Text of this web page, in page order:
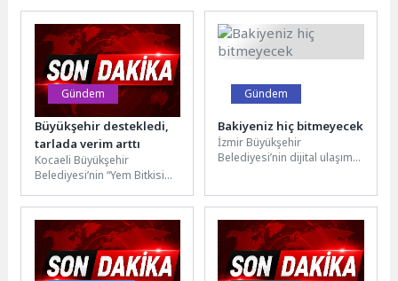
Üreticiye son 7 yılda 1,5
milyar TL...
gören minikler, mezuniyet
heyecanı yaşadı. Atatürk
Kültür...
Gündem
Büyükşehir destekledi,
tarlada verim arttı
Kocaeli Büyükşehir
Belediyesi’nin “Yem Bitkisi
kapsamında yüzde 75
hibeyle dağıttığı süt otu
tohumu,...
Gündem
Bakiyeniz hiç bitmeyecek
İzmir Büyükşehir
Belediyesi’nin dijital ulaşım